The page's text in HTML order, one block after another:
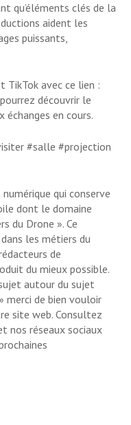
qu’éléments clés de la
aident les
puissants,
avec ce lien :
découvrir le
en cours.
#salle #projection
qui conserve
dont le domaine
du Drone ». Ce
les métiers du
de
du mieux possible.
autour du sujet
merci de bien vouloir
site web. Consultez
nos réseaux sociaux